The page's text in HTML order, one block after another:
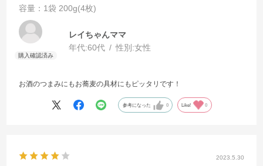
容量：1袋 200g(4枚)
レイちゃんママ
年代:60代 性別:女性
お酒のつまみにもお蕎麦の具材にもピッタリです！
参考になった 0 Like! 0
2023.5.30